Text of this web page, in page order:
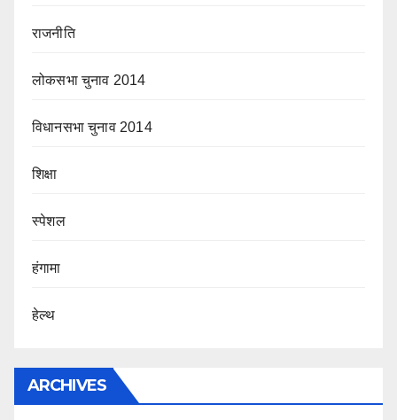
राजनीति
लोकसभा चुनाव 2014
विधानसभा चुनाव 2014
शिक्षा
स्पेशल
हंगामा
हेल्थ
ARCHIVES